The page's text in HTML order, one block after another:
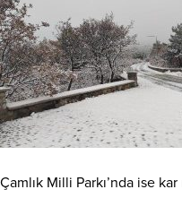
Çamlık Milli Parkı’nda ise